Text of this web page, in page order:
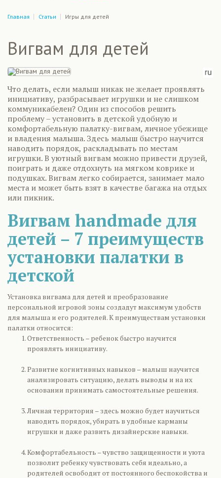
Главная Статьи Игры для детей
Вигвам для детей
Что делать, если малыш никак не желает проявлять
инициативу, разбрасывает игрушки и не слишком
коммуникабелен? Один из способов решить
проблему – установить в детской удобную и
комфортабельную палатку-вигвам, личное убежище
и владения малыша. Здесь малыш быстро научится
наводить порядок, раскладывать по местам
игрушки. В уютный вигвам можно привести друзей,
поиграть и даже отдохнуть на мягком коврике и
подушках. Вигвам легко собирается, занимает мало
места и может быть взят в качестве багажа на отдых
или пикник.
Вигвам handmade для
детей – 7 преимуществ
установки палатки в
детской
Установка вигвама для детей и преобразование
персональной игровой зоны создадут максимум удобств
для малыша и его родителей. К преимуществам установки
палатки относится:
Ответственность – ребенок быстро научится
проявлять инициативу.
Развитие когнитивных навыков – малыш научится
анализировать ситуацию, делать выводы и на их
основании принимать самостоятельные решения.
Личная территория – здесь можно будет научиться
наводить порядок, убирать в удобные карманы
игрушки и даже развить дизайнерские навыки.
Комфортабельность – чувство защищенности и уюта
позволит ребенку чувствовать себя идеально, а
родителей освободит от постоянного беспокойства и